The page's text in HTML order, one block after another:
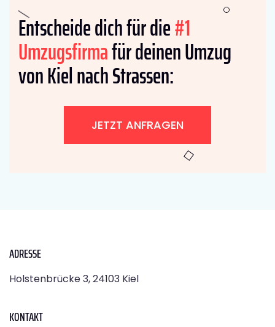
Entscheide dich für die#1
Umzugsfirmafür deinen Umzug
von Kiel nach Strassen:
JETZT ANFRAGEN
ADRESSE
Holstenbrücke 3, 24103 Kiel
KONTAKT